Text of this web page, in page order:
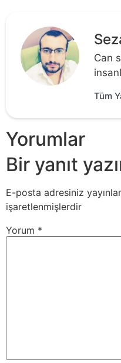
Can
Tüm
Yorumlar
Bir yanıt
E-posta adresiniz
işaretlenmişlerdir
Yorum *